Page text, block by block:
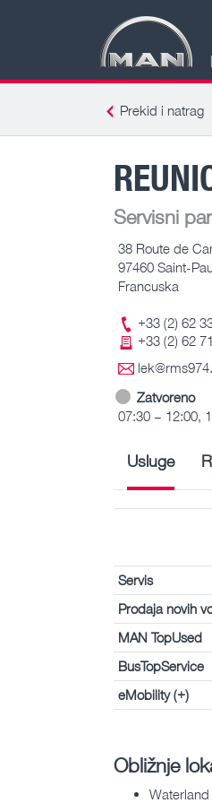
Prekid i natrag
Servisni
38 Route de
97460 Saint-
Francuska
+33 (2) 62
+33 (2) 62
Zatvoreno
07:30 – 12:00,
Usluge
Servis
Prodaja novih
MAN TopUsed
BusTopService
eMobility (+)
Obližnje